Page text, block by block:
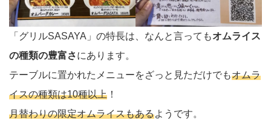
「グリルSASAYA」の特長は、なんと言ってもオムライス
の種類の豊富さにあります。
テーブルに置かれたメニューをざっと見ただけでもオムラ
イスの種類は10種以上 ！
月替わりの限定オムライスもあるようです。